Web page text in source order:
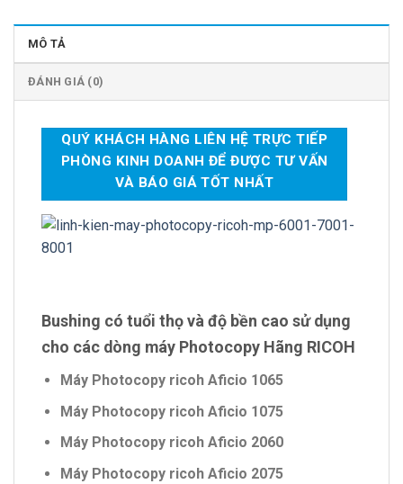
MÔ TẢ
ĐÁNH GIÁ (0)
QUÝ KHÁCH HÀNG LIÊN HỆ TRỰC TIẾP
PHÒNG KINH DOANH ĐỂ ĐƯỢC TƯ VẤN
VÀ BÁO GIÁ TỐT NHẤT
Bushing có tuổi thọ và độ bền cao sử dụng
cho các dòng máy Photocopy Hãng RICOH
Máy Photocopy ricoh Aficio 1065
Máy Photocopy ricoh Aficio 1075
Máy Photocopy ricoh Aficio 2060
Máy Photocopy ricoh Aficio 2075